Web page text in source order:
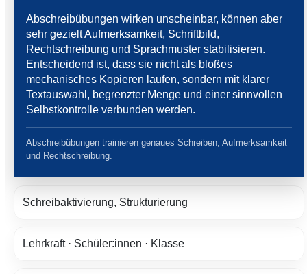
Abschreibübungen wirken unscheinbar, können aber
sehr gezielt Aufmerksamkeit, Schriftbild,
Rechtschreibung und Sprachmuster stabilisieren.
Entscheidend ist, dass sie nicht als bloßes
mechanisches Kopieren laufen, sondern mit klarer
Textauswahl, begrenzter Menge und einer sinnvollen
Selbstkontrolle verbunden werden.
Abschreibübungen trainieren genaues Schreiben, Aufmerksamkeit
und Rechtschreibung.
Schreibaktivierung, Strukturierung
Lehrkraft · Schüler:innen · Klasse